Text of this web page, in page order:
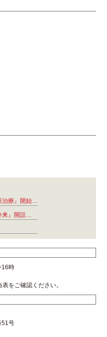
治療』開始…
来』開設…
16時
をご確認ください。
51号